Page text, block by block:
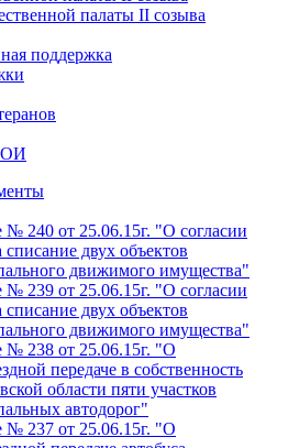
палаты II созыва
поддержка
№ 240 от 25.06.15г. "О согласии
двух объектов
движимого имущества"
№ 239 от 25.06.15г. "О согласии
двух объектов
движимого имущества"
№ 238 от 25.06.15г. "О
передаче в собственность
области пяти участков
автодорог"
№ 237 от 25.06.15г. "О